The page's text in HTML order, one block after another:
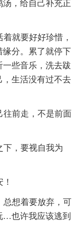
，给自己补充正
就要好好珍惜，
分。累了就停下
些音乐，洗去跋
生活没有过不去
前走，不是前面
下，要视自我为
总想着要放弃，可
…也许我应该逃到